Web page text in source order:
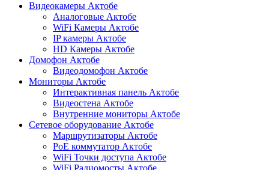
Видеокамеры Актобе
Аналоговые Актобе
WiFi Камеры Актобе
IP камеры Актобе
HD Камеры Актобе
Домофон Актобе
Видеодомофон Актобе
Мониторы Актобе
Интерактивная панель Актобе
Видеостена Актобе
Внутренние мониторы Актобе
Сетевое оборудование Актобе
Маршрутизаторы Актобе
PoE коммутатор Актобе
WiFi Точки доступа Актобе